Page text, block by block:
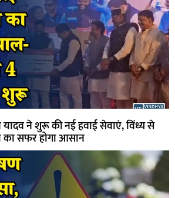
ने शुरू की नई हवाई सेवाएं, विंध्य से
सफर होगा आसान